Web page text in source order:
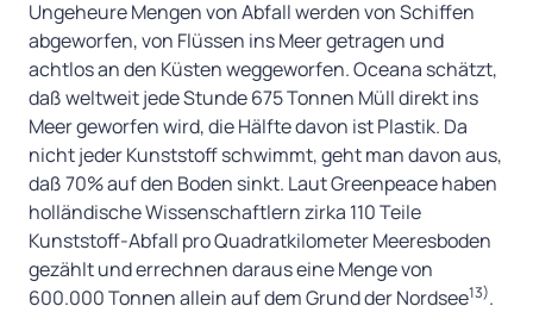
Ungeheure Mengen von Abfall werden von Schiffen
abgeworfen, von Flüssen ins Meer getragen und
achtlos an den Küsten weggeworfen. Oceana schätzt,
daß weltweit jede Stunde 675 Tonnen Müll direkt ins
Meer geworfen wird, die Hälfte davon ist Plastik. Da
nicht jeder Kunststoff schwimmt, geht man davon aus,
daß 70% auf den Boden sinkt. Laut Greenpeace haben
holländische Wissenschaftlern zirka 110 Teile
Kunststoff-Abfall pro Quadratkilometer Meeresboden
gezählt und errechnen daraus eine Menge von
600.000 Tonnen allein auf dem Grund der Nordsee13).